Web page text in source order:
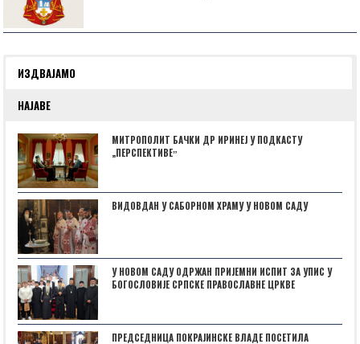
ИЗДВАЈАМО
НАЈАВЕ
МИТРОПОЛИТ БАЧКИ ДР ИРИНЕЈ У ПОДКАСТУ
„ПЕРСПЕКТИВЕˮ
ВИДОВДАН У САБОРНОМ ХРАМУ У НОВОМ САДУ
У НОВОМ САДУ ОДРЖАН ПРИЈЕМНИ ИСПИТ ЗА УПИС У
БОГОСЛОВИЈЕ СРПСКЕ ПРАВОСЛАВНЕ ЦРКВЕ
ПРЕДСЕДНИЦА ПОКРАЈИНСКЕ ВЛАДЕ ПОСЕТИЛА